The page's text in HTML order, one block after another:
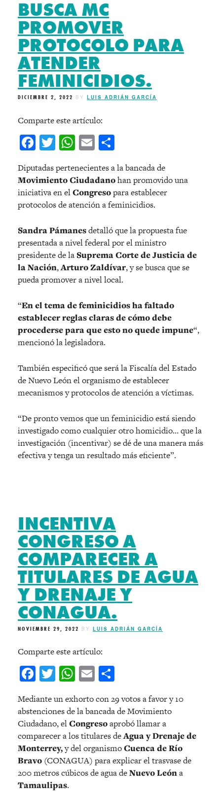
BUSCA MC
PROMOVER
PROTOCOLO PARA
ATENDER
FEMINICIDIOS.
DICIEMBRE 2, 2022 BY LUIS ADRIÁN GARCÍA
Comparte este artículo:
Facebook
Twitter
WhatsApp
Email
Diputadas pertenecientes a la bancada de
Movimiento Ciudadanohan promovido una
iniciativa en elCongresopara establecer
protocolos de atención a feminicidios.
Sandra Pámanesdetalló que la propuesta fue
presentada a nivel federal por el ministro
presidente de la Suprema Corte de Justicia de
la Nación,Arturo Zaldívar, y se busca que se
pueda promover a nivel local.
“En el tema de feminicidios ha faltado
establecer reglas claras de cómo debe
procederse para que esto no quede impune“,
mencionó la legisladora.
También especificó que será la Fiscalía del Estado
de Nuevo León el organismo de establecer
mecanismos y protocolos de atención a víctimas.
“De pronto vemos que un feminicidio está siendo
investigado como cualquier otro homicidio… que la
investigación (incentivar) se dé de una manera más
efectiva y tenga un resultado más eficiente”.
INCENTIVA
CONGRESO A
COMPARECER A
TITULARES DE AGUA
Y DRENAJE Y
CONAGUA.
NOVIEMBRE 29, 2022 BY LUIS ADRIÁN GARCÍA
Comparte este artículo:
Facebook
Twitter
WhatsApp
Email
Mediante un exhorto con 29 votos a favor y 10
abstenciones de la bancada de Movimiento
Ciudadano, elCongresoaprobó llamar a
comparecer a los titulares deAgua y Drenaje de
Monterrey,y del organismoCuenca de Río
Bravo (CONAGUA) para explicar el trasvase de
200 metros cúbicos de agua deNuevo Leóna
Tamaulipas.